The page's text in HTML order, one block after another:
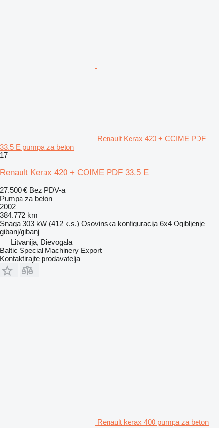
Renault Kerax 420 + COIME PDF
33.5 E pumpa za beton
17
Renault Kerax 420 + COIME PDF 33.5 E
27.500 € Bez PDV-a
Pumpa za beton
2002
384.772 km
Snaga 303 kW (412 k.s.) Osovinska konfiguracija 6x4 Ogibljenje
gibanj/gibanj
Litvanija, Dievogala
Baltic Special Machinery Export
Kontaktirajte prodavatelja
Renault kerax 400 pumpa za beton